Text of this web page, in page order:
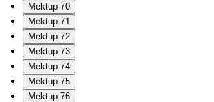
Mektup 70
Mektup 71
Mektup 72
Mektup 73
Mektup 74
Mektup 75
Mektup 76